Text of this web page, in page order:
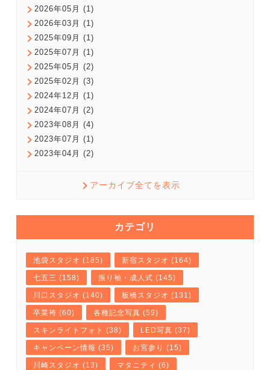
2026年05月 (1)
2026年03月 (1)
2025年09月 (1)
2025年07月 (1)
2025年05月 (2)
2025年02月 (3)
2024年12月 (1)
2024年07月 (2)
2023年08月 (4)
2023年07月 (1)
2023年04月 (2)
アーカイブ全てを表示
カテゴリ
池袋スタジオ (185) 新宿スタジオ (164)
七五三 (158) 振り袖・成人式 (145)
川口スタジオ (140) 板橋スタジオ (131)
卒業袴 (60) 各種記念写真 (59)
スキンライトフォト (38) LED写真 (37)
キャンペーン情報 (35) お宮参り (15)
川崎スタジオ (13) マタニティ (6)